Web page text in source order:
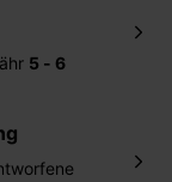
5 - 6
unter 60